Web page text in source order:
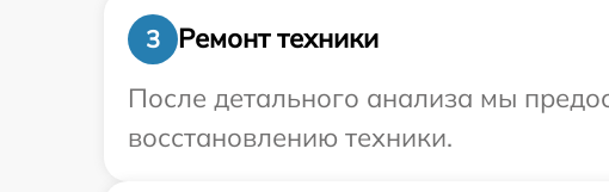
3
Ремонт техники
После детального анализа мы
восстановлению техники.